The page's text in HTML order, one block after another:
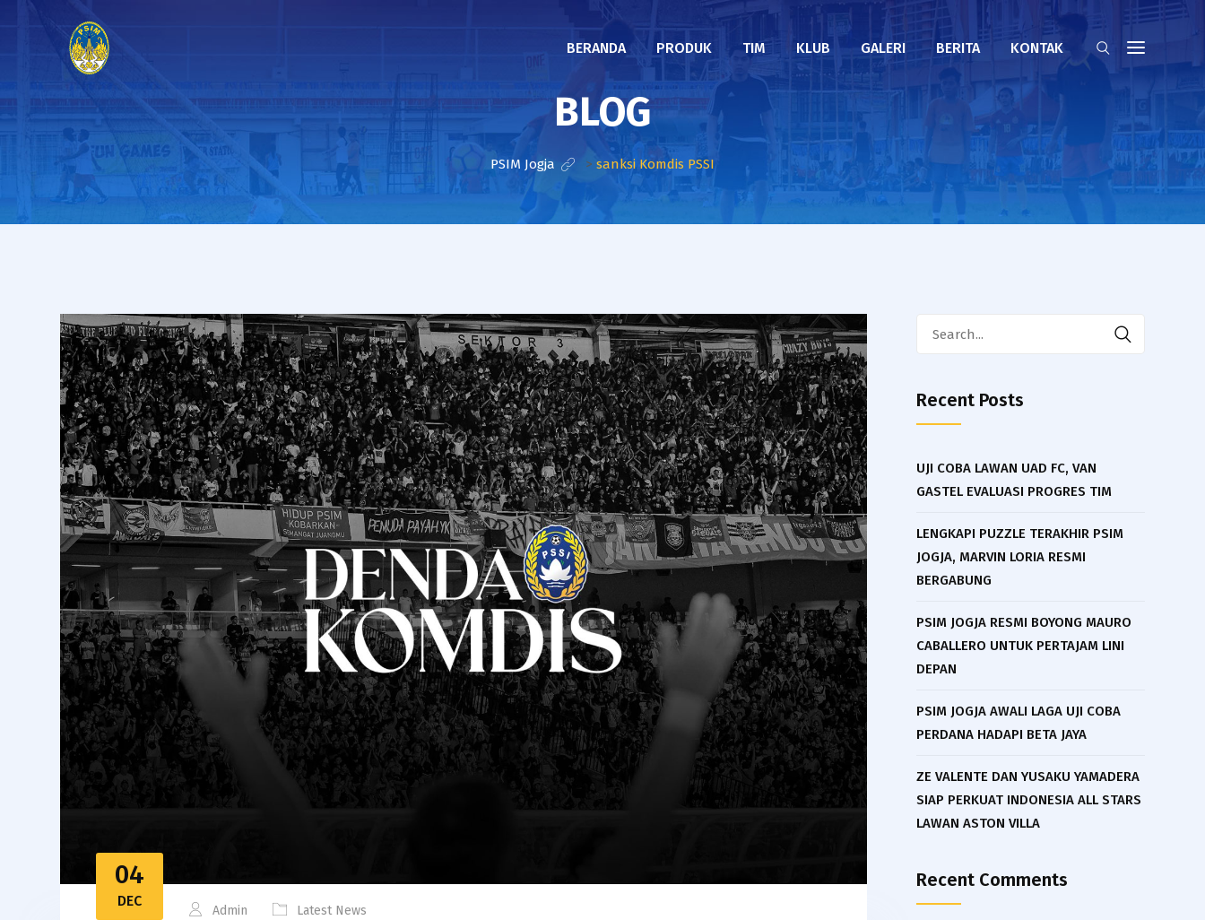
BERANDA PRODUK TIM KLUB GALERI BERITA KONTAK
BLOG
PSIM Jogja > sanksi Komdis PSSI
04
DEC
Admin Latest News
Recent Posts
UJI COBA LAWAN UAD FC, VAN
GASTEL EVALUASI PROGRES TIM
LENGKAPI PUZZLE TERAKHIR PSIM
JOGJA, MARVIN LORIA RESMI
BERGABUNG
PSIM JOGJA RESMI BOYONG MAURO
CABALLERO UNTUK PERTAJAM LINI
DEPAN
PSIM JOGJA AWALI LAGA UJI COBA
PERDANA HADAPI BETA JAYA
ZE VALENTE DAN YUSAKU YAMADERA
SIAP PERKUAT INDONESIA ALL STARS
LAWAN ASTON VILLA
Recent Comments